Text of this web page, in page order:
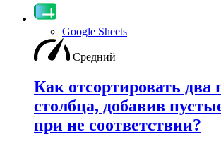
Google Sheets
Средний
Как отсортировать два
столбца, добавив
при не соответствии?